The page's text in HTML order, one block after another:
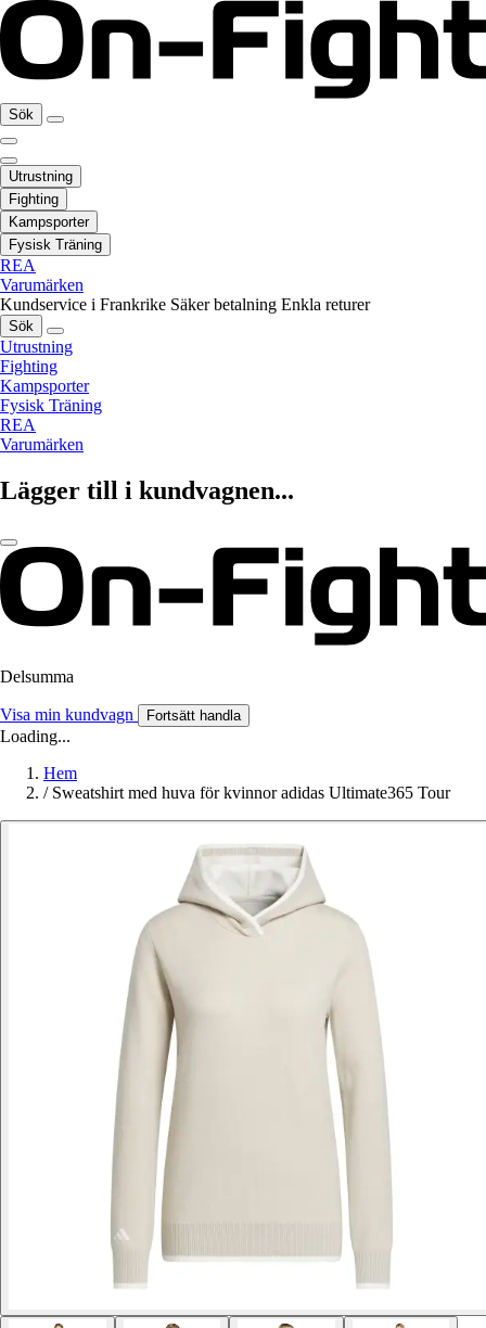
Sök
Utrustning
Fighting
Kampsporter
Fysisk Träning
REA
Varumärken
Kundservice i Frankrike Säker betalning Enkla returer
Sök
Utrustning
Fighting
Kampsporter
Fysisk Träning
REA
Varumärken
Lägger till i kundvagnen...
Delsumma
Visa min kundvagn Fortsätt handla
Loading...
Hem
/ Sweatshirt med huva för kvinnor adidas Ultimate365 Tour